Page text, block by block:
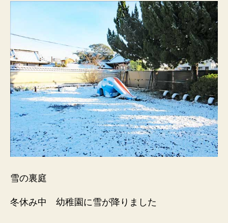
雪の裏庭
冬休み中 幼稚園に雪が降りました